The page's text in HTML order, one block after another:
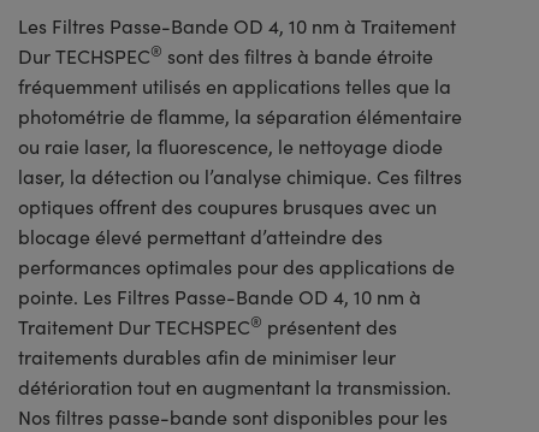
Les Filtres Passe-Bande OD 4, 10 nm à Traitement
Dur TECHSPEC® sont des filtres à bande étroite
fréquemment utilisés en applications telles que la
photométrie de flamme, la séparation élémentaire
ou raie laser, la fluorescence, le nettoyage diode
laser, la détection ou l’analyse chimique. Ces filtres
optiques offrent des coupures brusques avec un
blocage élevé permettant d’atteindre des
performances optimales pour des applications de
pointe. Les Filtres Passe-Bande OD 4, 10 nm à
Traitement Dur TECHSPEC® présentent des
traitements durables afin de minimiser leur
détérioration tout en augmentant la transmission.
Nos filtres passe-bande sont disponibles pour les